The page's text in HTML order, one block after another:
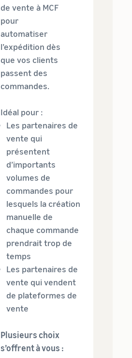
de vente à MCF
pour
automatiser
l’expédition dès
que vos clients
passent des
commandes.
Idéal pour :
Les partenaires de
vente qui
présentent
d’importants
volumes de
commandes pour
lesquels la création
manuelle de
chaque commande
prendrait trop de
temps
Les partenaires de
vente qui vendent
de plateformes de
vente
Plusieurs choix
s’offrent à vous :